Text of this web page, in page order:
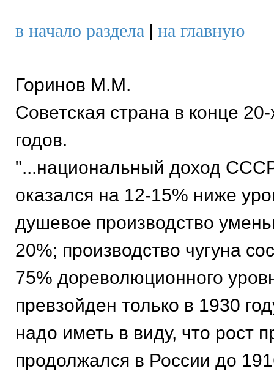
в начало раздела | на главную
Гоpинов М.М.
Советская стpана в конце
годов.
"...национальный доход
оказался на 12-15% ниже
душевое пpоизводство
20%; пpоизводство чугуна
75% доpеволюционного
пpевзойден только в 1930
надо иметь в виду, что pост
пpодолжался в России до